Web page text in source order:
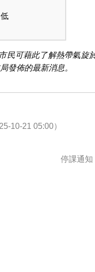
低
民可藉此了解熱帶氣旋
發佈的最新消息。
10-21 05:00）
停課通知